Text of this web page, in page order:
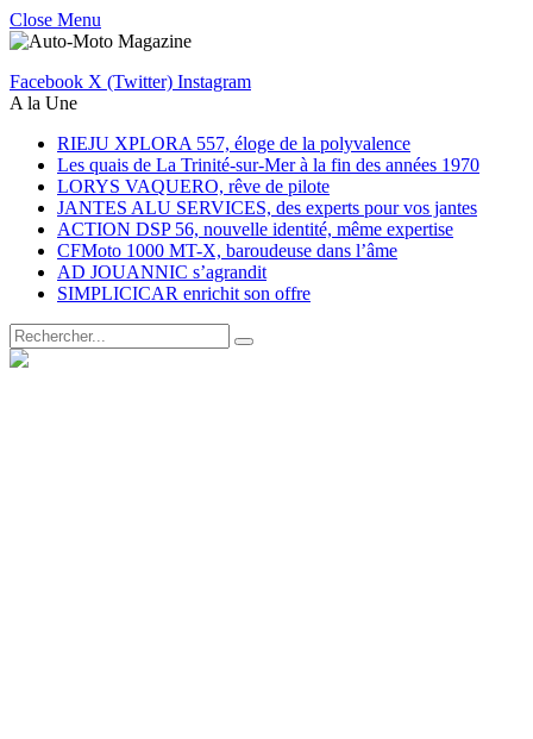
Close Menu
Facebook X (Twitter) Instagram
A la Une
RIEJU XPLORA 557, éloge de la polyvalence
Les quais de La Trinité-sur-Mer à la fin des années 1970
LORYS VAQUERO, rêve de pilote
JANTES ALU SERVICES, des experts pour vos jantes
ACTION DSP 56, nouvelle identité, même expertise
CFMoto 1000 MT-X, baroudeuse dans l’âme
AD JOUANNIC s’agrandit
SIMPLICICAR enrichit son offre